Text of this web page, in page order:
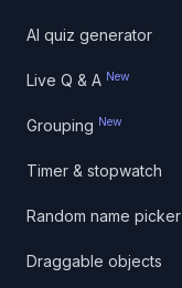
AI quiz generator
Live Q & A New
Grouping New
Timer & stopwatch
Random name picker
Draggable objects